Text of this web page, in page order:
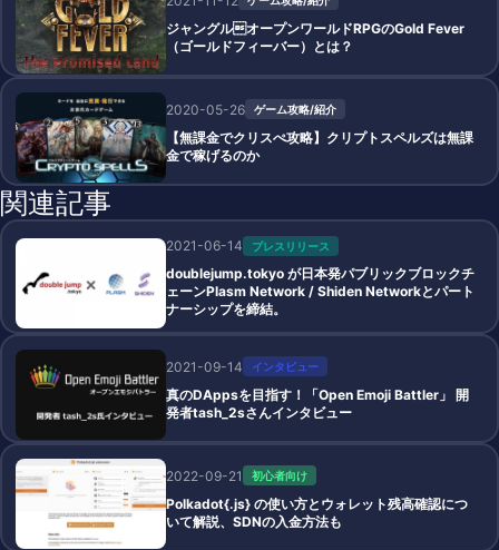
ジャングルオープンワールドRPGのGold Fever
（ゴールドフィーバー）とは？
2020-05-26 ゲーム攻略/紹介
【無課金でクリスぺ攻略】クリプトスペルズは無課
金で稼げるのか
関連記事
2021-06-14 プレスリリース
doublejump.tokyo が⽇本発パブリックブロックチ
ェーンPlasm Network / Shiden Networkとパート
ナーシップを締結。
2021-09-14 インタビュー
真のDAppsを目指す！「Open Emoji Battler」 開
発者tash_2sさんインタビュー
2022-09-21 初心者向け
Polkadot{.js} の使い方とウォレット残高確認につ
いて解説、SDNの入金方法も